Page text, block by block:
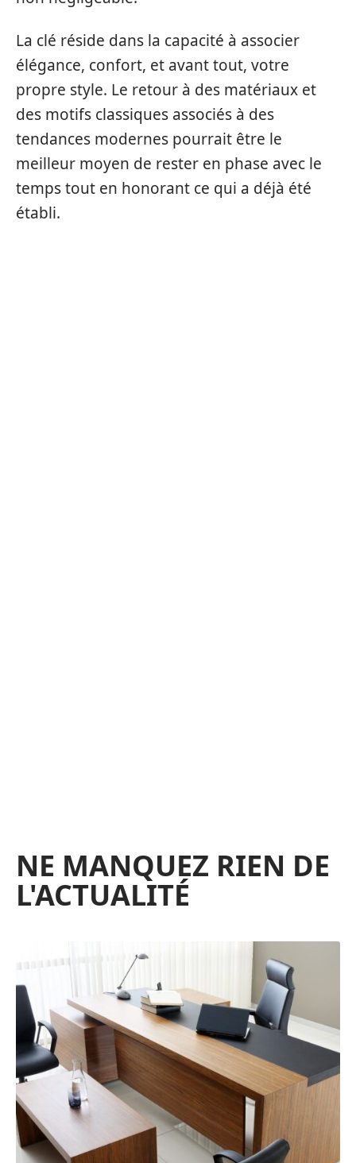
La clé réside dans la capacité à associer
élégance, confort, et avant tout, votre
propre style. Le retour à des matériaux et
des motifs classiques associés à des
tendances modernes pourrait être le
meilleur moyen de rester en phase avec le
temps tout en honorant ce qui a déjà été
établi.
NE MANQUEZ RIEN DE
L'ACTUALITÉ